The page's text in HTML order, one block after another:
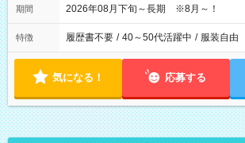
期間 2026年08月下旬～長期 ※8月～！
特徴 履歴書不要 / 40～50代活躍中 / 服装自由
気になる！ 応募する